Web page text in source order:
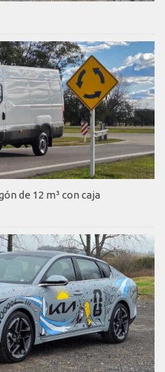
de 12 m³ con caja